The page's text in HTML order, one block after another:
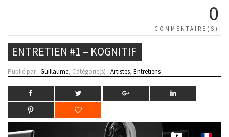
0
COMMENTAIRE(S)
ENTRETIEN #1 – KOGNITIF
Publié par : Guillaume, Catégorie(s) : Artistes, Entretiens